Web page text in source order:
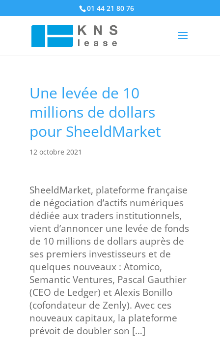
01 44 21 80 76
Une levée de 10
millions de dollars
pour SheeldMarket
12 octobre 2021
SheeldMarket, plateforme française
de négociation d’actifs numériques
dédiée aux traders institutionnels,
vient d’annoncer une levée de fonds
de 10 millions de dollars auprès de
ses premiers investisseurs et de
quelques nouveaux : Atomico,
Semantic Ventures, Pascal Gauthier
(CEO de Ledger) et Alexis Bonillo
(cofondateur de Zenly). Avec ces
nouveaux capitaux, la plateforme
prévoit de doubler son […]